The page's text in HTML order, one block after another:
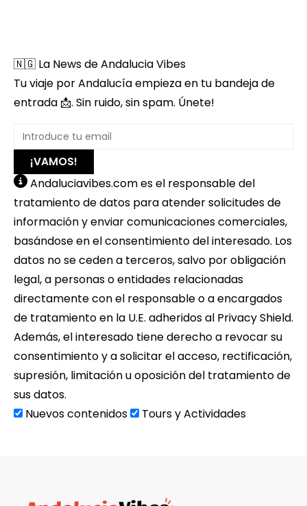
🇳🇬 La News de Andalucia Vibes
Tu viaje por Andalucía empieza en tu bandeja de
entrada 📩. Sin ruido, sin spam. Únete!
¡VAMOS!
Andaluciavibes.com es el responsable del
tratamiento de datos para atender solicitudes de
información y enviar comunicaciones comerciales,
basándose en el consentimiento del interesado. Los
datos no se ceden a terceros, salvo por obligación
legal, a personas o entidades relacionadas
directamente con el responsable o a encargados
de tratamiento en la U.E. adheridos al Privacy Shield.
Además, el interesado tiene derecho a revocar su
consentimiento y a solicitar el acceso, rectificación,
supresión, limitación u oposición del tratamiento de
sus datos.
Nuevos contenidos
Tours y Actividades